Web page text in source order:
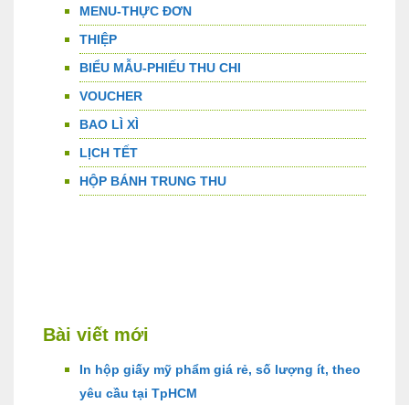
MENU-THỰC ĐƠN
THIỆP
BIỂU MẪU-PHIẾU THU CHI
VOUCHER
BAO LÌ XÌ
LỊCH TẾT
HỘP BÁNH TRUNG THU
Bài viết mới
In hộp giấy mỹ phẩm giá rẻ, số lượng ít, theo
yêu cầu tại TpHCM